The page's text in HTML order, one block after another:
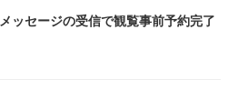
ッセージの受信で観覧事前予約完了